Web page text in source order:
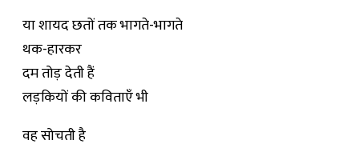
या शायद छतों तक भागते-भागते
थक-हारकर
दम तोड़ देती हैं
लड़कियों की कविताएँ भी
वह सोचती है